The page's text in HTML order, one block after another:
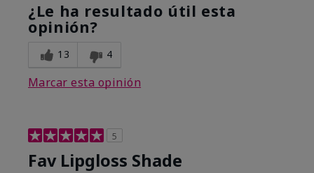
¿Le ha resultado útil esta
opinión?
13 4
Marcar esta opinión
5
Fav Lipgloss Shade